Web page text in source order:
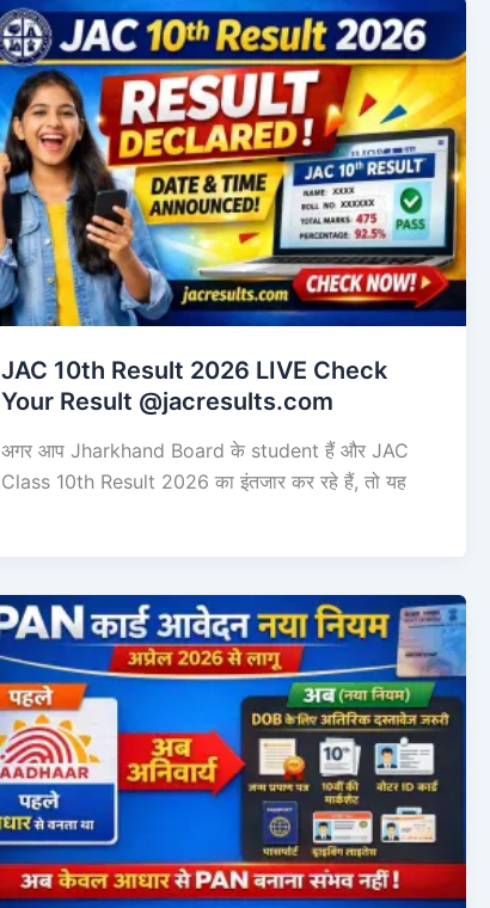
JAC 10th Result 2026 LIVE Check
Your Result @jacresults.com
अगर आप Jharkhand Board के student हैं और JAC
Class 10th Result 2026 का इंतजार कर रहे हैं, तो यह